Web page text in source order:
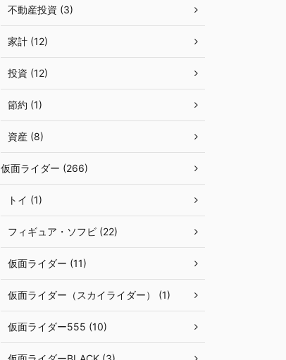
不動産投資 (3)
家計 (12)
投資 (12)
節約 (1)
資産 (8)
仮面ライダー (266)
トイ (1)
フィギュア・ソフビ (22)
仮面ライダー (11)
仮面ライダー（スカイライダー） (1)
仮面ライダー555 (10)